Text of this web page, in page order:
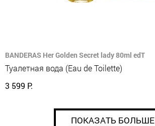
BANDERAS Her Golden Secret lady 80ml edT
Туалетная вода (Eau de Toilette)
3 599 Р.
ПОКАЗАТЬ БОЛЬШЕ